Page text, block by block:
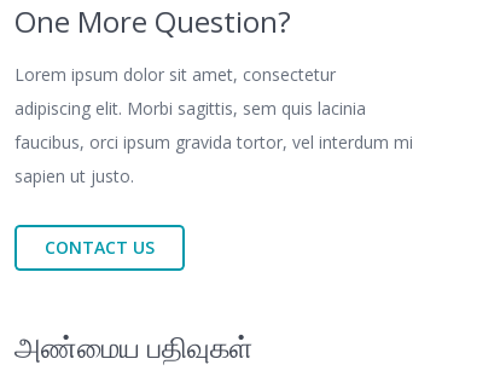
One More Question?
Lorem ipsum dolor sit amet, consectetur
adipiscing elit. Morbi sagittis, sem quis lacinia
faucibus, orci ipsum gravida tortor, vel interdum mi
sapien ut justo.
CONTACT US
அண்மைய பதிவுகள்